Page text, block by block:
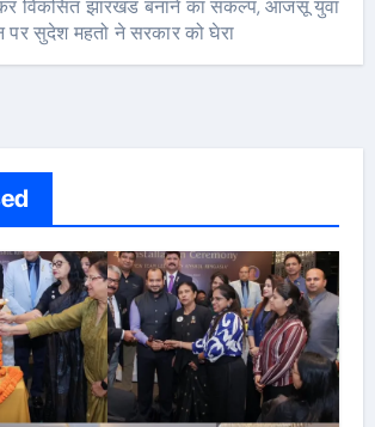
विकसित झारखंड बनाने का संकल्प, आजसू युवा
सुदेश महतो ने सरकार को घेरा